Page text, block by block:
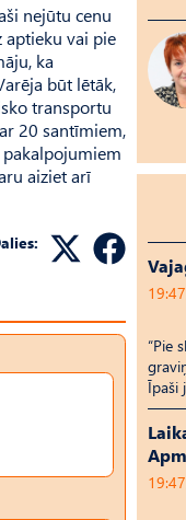
nejūtu cenu
aptieku vai pie
ka
būt lētāk,
transportu
20 santīmiem,
aiziet arī
“Pie
Īpaši